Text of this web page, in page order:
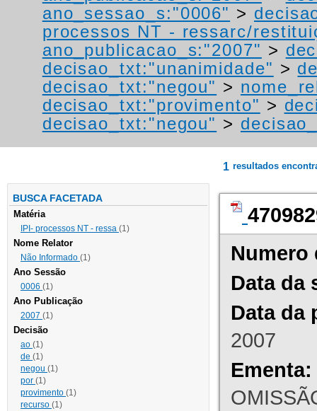
ano_sessao_s:"0006" >
processos NT - ressarc/
ano_publicacao_s:"2007" >
decisao_txt:"unanimidade" >
decisao_txt:"negou" >
decisao_txt:"provimento" >
decisao_txt:"negou" >
BUSCA FACETADA
Matéria
IPI- processos NT - ressa (1)
Nome Relator
Não Informado (1)
Ano Sessão
0006 (1)
Ano Publicação
2007 (1)
Decisão
ao (1)
de (1)
negou (1)
por (1)
provimento (1)
recurso (1)
1 resultados
Numero
Data da
Data da
2007
Ementa: